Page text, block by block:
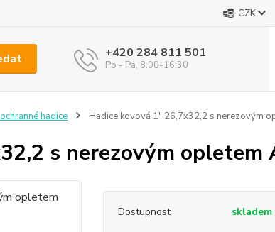
CZK
+420 284 811 501
Po - Pá, 8:00-16:30
hadice Hadice kovová 1" 26,7x32,2 s nerezovým
s nerezovým opletem
Dostupnost skladem